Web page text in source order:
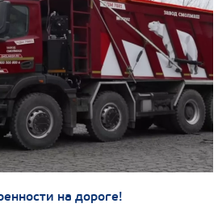
65801
на дороге!